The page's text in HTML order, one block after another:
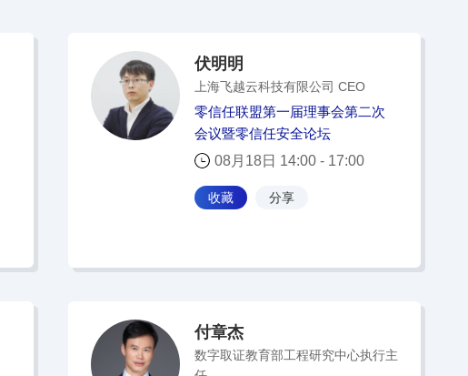
伏明明
上海飞越云科技有限公司 CEO
零信任联盟第一届理事会第二次
会议暨零信任安全论坛
08月18日 14:00 - 17:00
收藏 分享
付章杰
数字取证教育部工程研究中心执行主